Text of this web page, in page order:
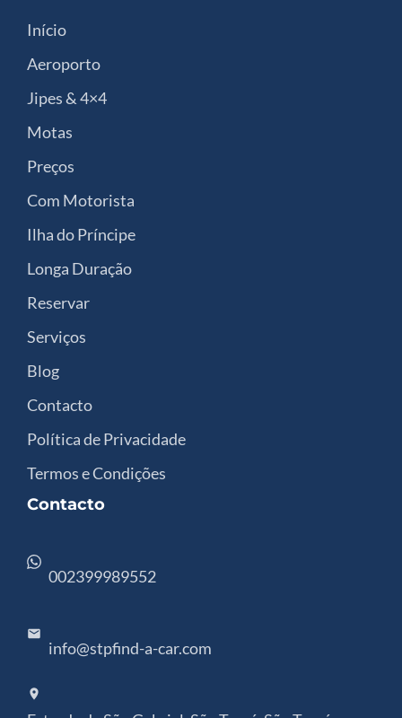
Início
Aeroporto
Jipes & 4×4
Motas
Preços
Com Motorista
Ilha do Príncipe
Longa Duração
Reservar
Serviços
Blog
Contacto
Política de Privacidade
Termos e Condições
Contacto
002399989552
info@stpfind-a-car.com